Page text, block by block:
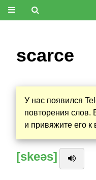
scarce
У нас появился
повторения слов.
и привяжите его к
[skeəs]